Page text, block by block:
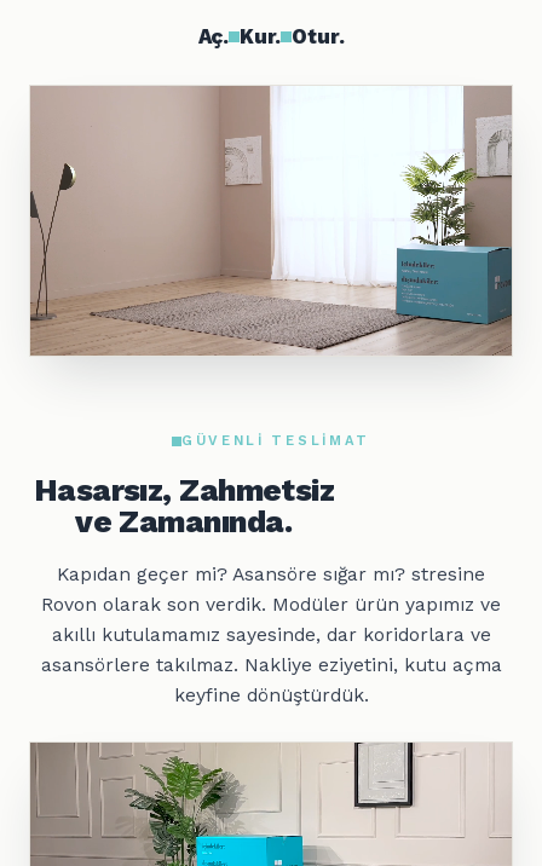
Aç. Kur. Otur.
GÜVENLI TESLIMAT
Hasarsız, Zahmetsiz
ve Zamanında.
Kapıdan geçer mi? Asansöre sığar mı? stresine
Rovon olarak son verdik. Modüler ürün yapımız ve
akıllı kutulamamız sayesinde, dar koridorlara ve
asansörlere takılmaz. Nakliye eziyetini, kutu açma
keyfine dönüştürdük.